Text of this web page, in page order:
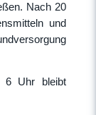
Nach 20
und
6 Uhr bleibt